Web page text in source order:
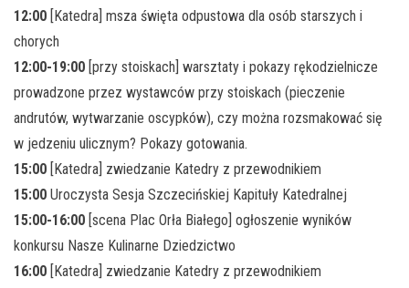
12:00 [Katedra] msza święta odpustowa dla osób starszych i
chorych
12:00-19:00 [przy stoiskach] warsztaty i pokazy rękodzielnicze
prowadzone przez wystawców przy stoiskach (pieczenie
andrutów, wytwarzanie oscypków), czy można rozsmakować się
w jedzeniu ulicznym? Pokazy gotowania.
15:00 [Katedra] zwiedzanie Katedry z przewodnikiem
15:00 Uroczysta Sesja Szczecińskiej Kapituły Katedralnej
15:00-16:00 [scena Plac Orła Białego] ogłoszenie wyników
konkursu Nasze Kulinarne Dziedzictwo
16:00 [Katedra] zwiedzanie Katedry z przewodnikiem